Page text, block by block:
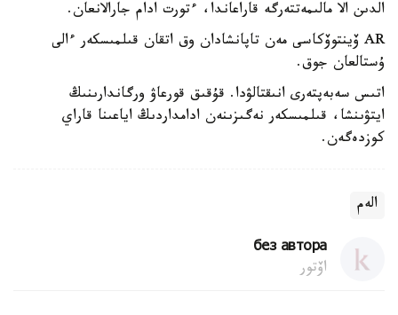
الدىن الا مالىمەتتەرگە قاراعاندا، ءتورت ادام جارالانعان.
AR ۆينتوۆكاسى مەن تاپانشادان وق اتقان قىلمىسكەر ءالى
ۇستالعان جوق.
اتىس سەبەپتەرى انىقتالۋدا. قۇقىق قورعاۋ ورگاندارىنىڭ
ايتۋىنشا، قىلمىسكەر نەگىزىنەن ادامداردىڭ اياعىنا قاراي
كوزدەگەن.
الەم
без автора
اۆتور